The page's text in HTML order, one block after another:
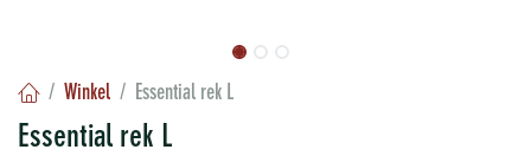
Winkel Essential rek L
Essential rek L